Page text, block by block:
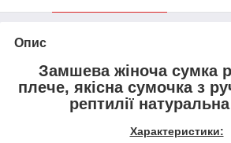
Опис
Замшева жіноча сумка
плече, якісна сумочка з
рептилії
Характеристики: